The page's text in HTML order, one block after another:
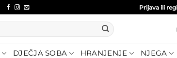
Prijava ili
DJEČJA SOBA HRANJENJE NJEGA